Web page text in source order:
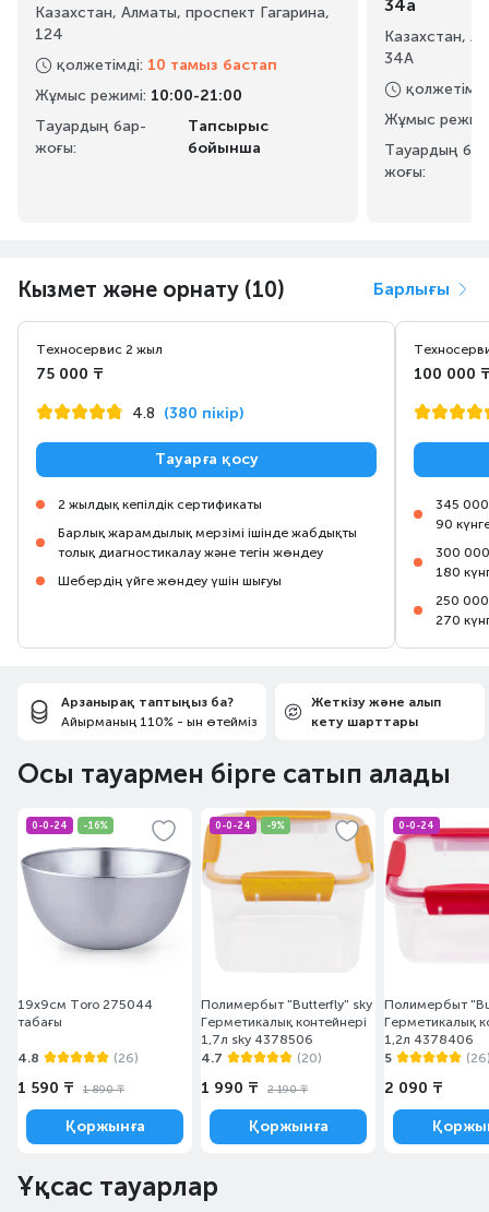
Казахстан, Алматы, проспект Гагарина,
124
қолжетімді: 10 тамыз бастап
Жұмыс режимі: 10:00-21:00
Тауардың бар-
жоғы:
Тапсырыс
бойынша
34а
Казахстан,
34А
қолжетімді
Жұмыс
Тауардың
жоғы:
Кызмет және орнату (10) Барлығы
Техносервис 2 жыл
75 000 ₸
4.8 (380 пікір)
Тауарға қосу
2 жылдық кепілдік сертификаты
Барлық жарамдылық мерзімі ішінде жабдықты
толық диагностикалау және тегін жөндеу
Шебердің үйге жөндеу үшін шығуы
100 000
345 000
90
300 000
180
250 000
270
Арзанырақ таптыңыз ба?
Айырманың 110% - ын өтейміз
Жеткізу және алып
кету шарттары
Осы тауармен бірге сатып алады
0-0-24 -16%
19х9см Toro 275044
табағы
4.8 (26)
1 590 ₸ 1 890 ₸
Қоржынға
0-0-24 -9%
Полимербыт "Butterfly" sky
Герметикалық контейнері
1,7л sky 4378506
4.7
(20)
1 990 ₸ 2 190 ₸
Қоржынға
0-0-24
Полимербыт
Герметикалық
1,2л 4378406
5
2 090 ₸
Ұқсас тауарлар